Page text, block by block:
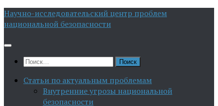
Перейти
к
Научно-исследовательский центр проблем
национальной безопасности
Найти:
Статьи по актуальным проблемам
Внутренние угрозы национальной
безопасности